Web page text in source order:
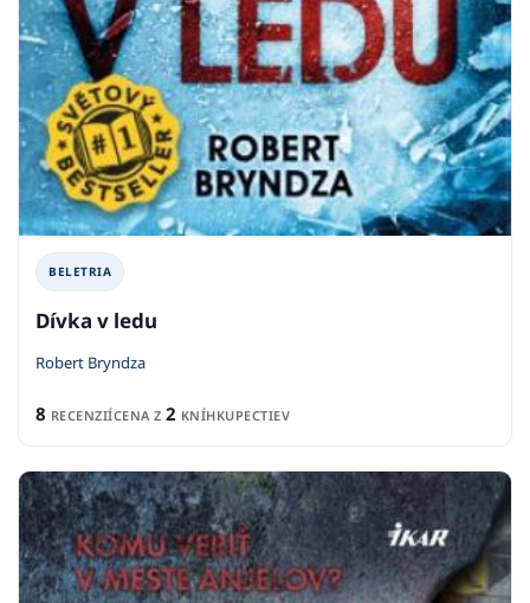
BELETRIA
Dívka v ledu
Robert Bryndza
8 RECENZIÍCENA Z 2 KNÍHKUPECTIEV